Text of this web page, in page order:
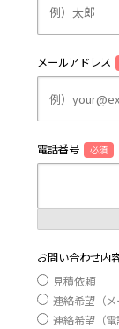
メールアドレス
電話番号 必須
お問い合わせ内
見積依頼
連絡希望（メ
連絡希望（電